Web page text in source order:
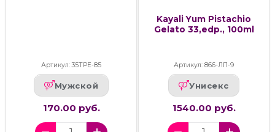
Артикул: 35ТРЕ-85
Мужской
170.00 руб.
Kayali Yum Pistachio
Gelato 33,edp., 100ml
Артикул: 866-ЛП-9
Унисекс
1540.00 руб.